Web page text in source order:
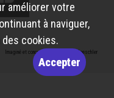
Imaginé et conçu par Giorgianni & Moeschler
améliorer votre
à naviguer,
cookies.
Accepter